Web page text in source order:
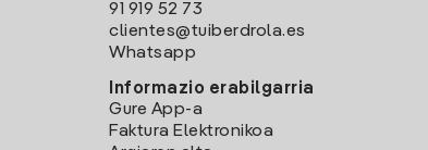
91 919 52 73
clientes@tuiberdrola.es
Whatsapp
Informazio erabilgarria
Gure App-a
Faktura Elektronikoa